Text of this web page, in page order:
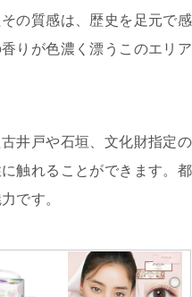
の質感は、歴史を足元で
りが色濃く漂うこのエリ
井戸や石垣、文化財指定
触れることができます。
です。